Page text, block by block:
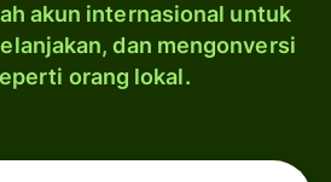
akun internasional untuk
dan mengonversi
orang lokal.